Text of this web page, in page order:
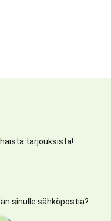
tarjouksista!
sinulle sähköpostia?